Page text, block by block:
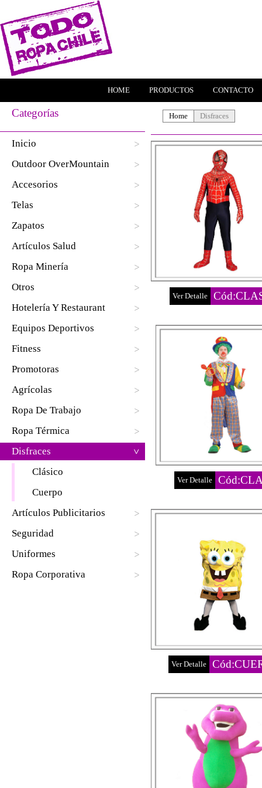
HOME PRODUCTOS CONTACTO
Categorías
Inicio
Outdoor OverMountain
Accesorios
Telas
Zapatos
Artículos Salud
Ropa Minería
Otros
Hotelería Y Restaurant
Equipos Deportivos
Fitness
Promotoras
Agrícolas
Ropa De Trabajo
Ropa Térmica
Disfraces
Clásico
Cuerpo
Artículos Publicitarios
Seguridad
Uniformes
Ropa Corporativa
Home Disfraces
Ver Detalle
Ver Detalle
Ver Detalle